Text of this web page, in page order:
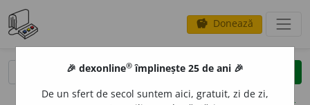
savings Donează
clear
opțiuni
🎉 dexonline® împlinește 25 de ani 🎉
De un sfert de secol suntem aici, gratuit, zi de zi,